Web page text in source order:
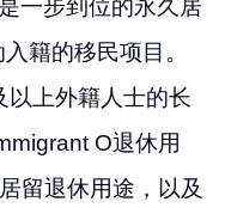
一步到位的永久居
籍的移民项目。
以上外籍人士的长
O退休用
留退休用途，以及